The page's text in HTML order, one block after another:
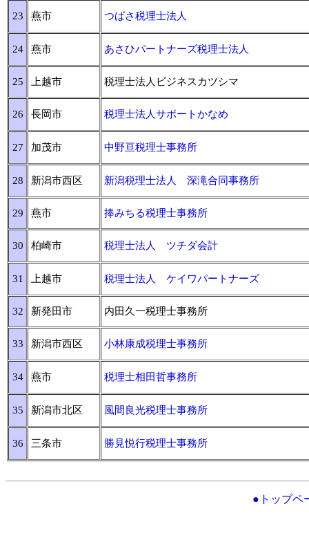
23 燕市 つばさ税理士法人
24 燕市 あさひパートナーズ税理士法人
25 上越市 税理士法人ビジネスカツシマ
26 長岡市 税理士法人サポートかなめ
27 加茂市 中野亘税理士事務所
28 新潟市西区 新潟税理士法人 深滝合同事務所
29 燕市 捧みちる税理士事務所
30 柏崎市 税理士法人 ツチダ会計
31 上越市 税理士法人 ケイワパートナーズ
32 新発田市 内田久一税理士事務所
33 新潟市西区 小林康成税理士事務所
34 燕市 税理士相田哲事務所
35 新潟市北区 風間良光税理士事務所
36 三条市 勝見悦行税理士事務所
●トップペ